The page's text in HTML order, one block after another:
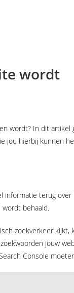
wordt
wordt? In dit artikel
jou hierbij kunnen
informatie terug over
wordt behaald.
zoekverkeer kijkt,
jouw
Console